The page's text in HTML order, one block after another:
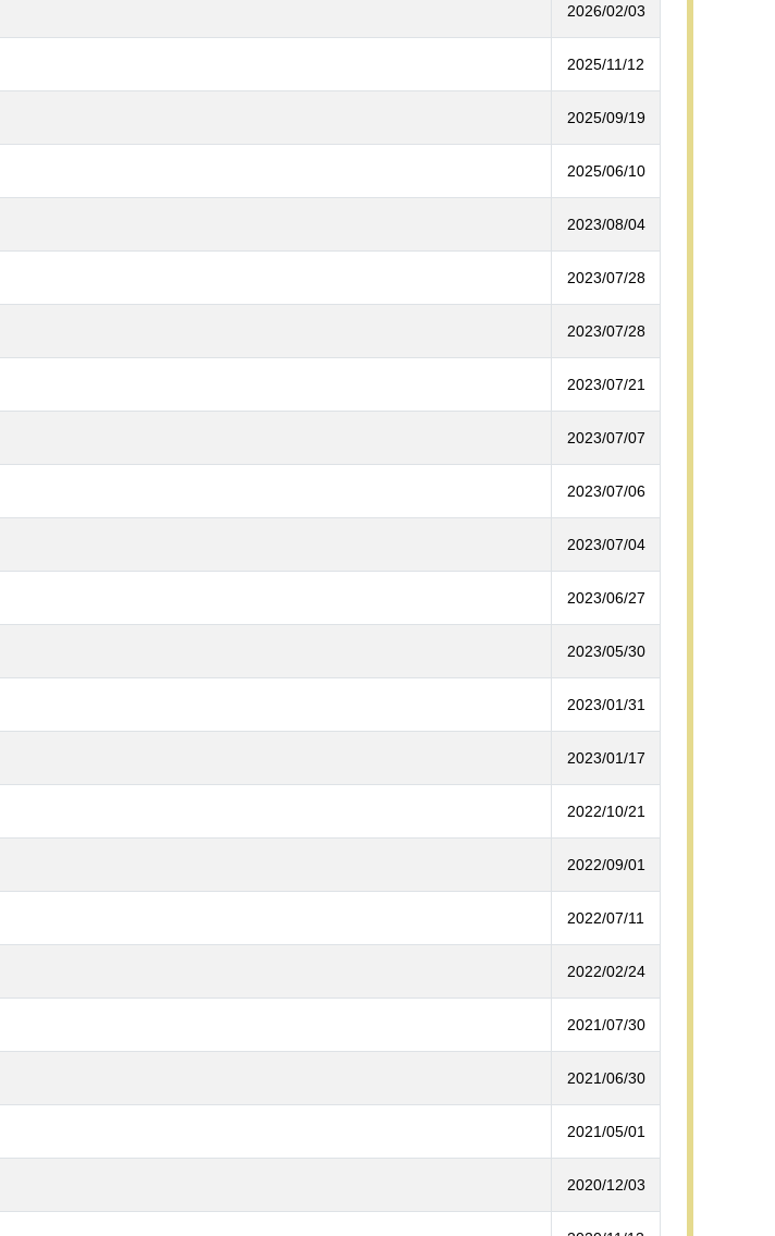
2026/02/03
2025/11/12
2025/09/19
2025/06/10
2023/08/04
2023/07/28
2023/07/28
2023/07/21
2023/07/07
2023/07/06
2023/07/04
2023/06/27
2023/05/30
2023/01/31
2023/01/17
2022/10/21
2022/09/01
2022/07/11
2022/02/24
2021/07/30
2021/06/30
2021/05/01
2020/12/03